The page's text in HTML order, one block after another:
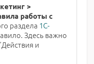
>
работы с
раздела 1С-
Здесь важно
и